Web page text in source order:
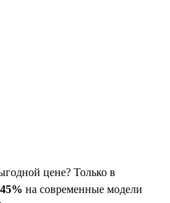
цене? Только в
на современные модели